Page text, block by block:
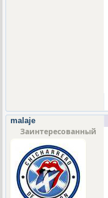
malaje
Заинтересованный